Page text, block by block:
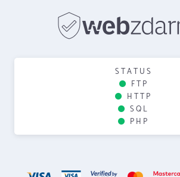
STATUS
FTP
HTTP
SQL
PHP